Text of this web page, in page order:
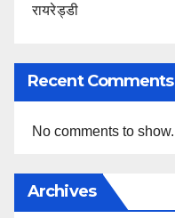
रायरेड्डी
Recent Comments
No comments to show.
Archives